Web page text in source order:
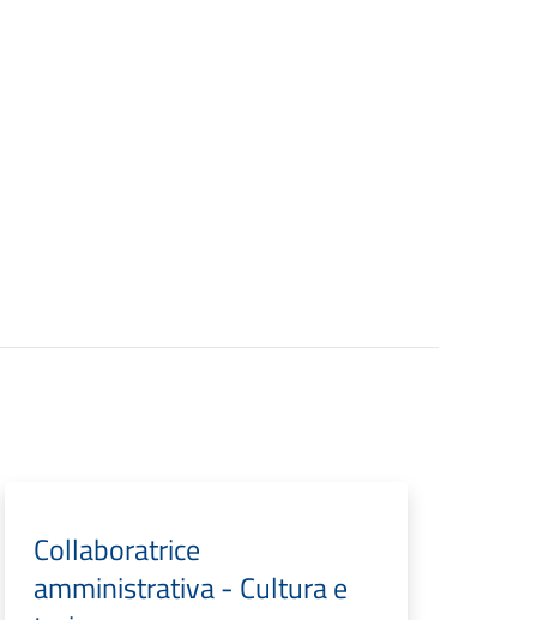
Collaboratrice
amministrativa - Cultura e